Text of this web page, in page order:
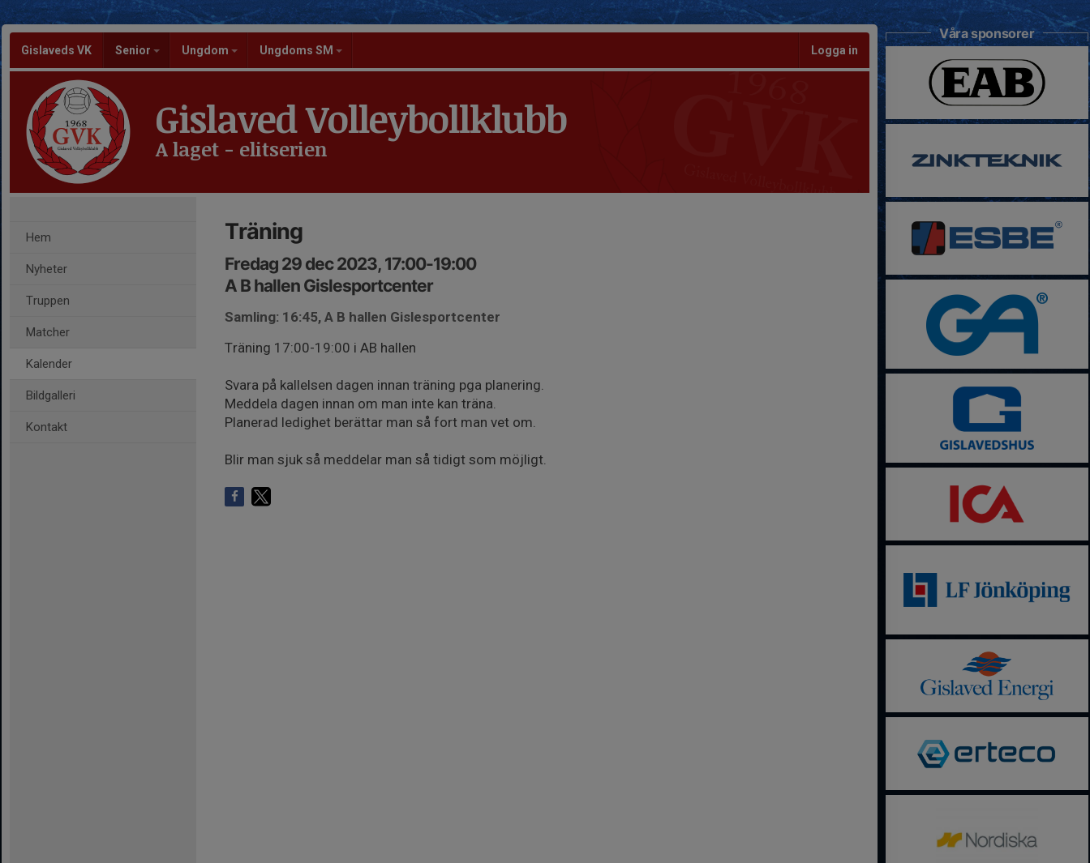
Gislaveds VK Senior Ungdom Ungdoms SM Logga in
Gislaved Volleybollklubb
A laget - elitserien
Hem
Nyheter
Truppen
Matcher
Kalender
Bildgalleri
Kontakt
Träning
Fredag 29 dec 2023, 17:00-19:00
A B hallen Gislesportcenter
Samling: 16:45, A B hallen Gislesportcenter
Träning 17:00-19:00 i AB hallen
Svara på kallelsen dagen innan träning pga planering.
Meddela dagen innan om man inte kan träna.
Planerad ledighet berättar man så fort man vet om.
Blir man sjuk så meddelar man så tidigt som möjligt.
Våra sponsorer